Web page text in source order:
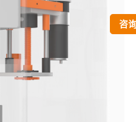
应用
城下
咨